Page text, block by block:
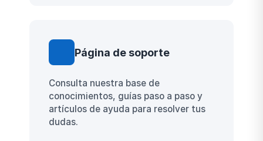
Página de soporte
Consulta nuestra base de
conocimientos, guías paso a paso y
artículos de ayuda para resolver tus
dudas.